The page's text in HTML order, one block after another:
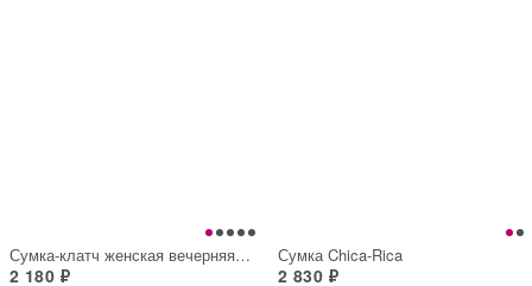
Сумка-клатч женская вечерняя на магните,
2 180 ₽
Сумка Chica-Rica
2 830 ₽